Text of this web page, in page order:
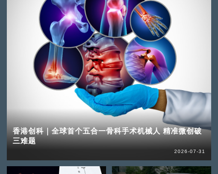
香港创科｜全球首个五合一骨科手术机械人 精准微创破
三难题
2026-07-31